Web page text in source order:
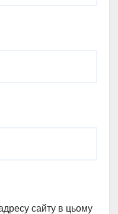
сайту в цьому